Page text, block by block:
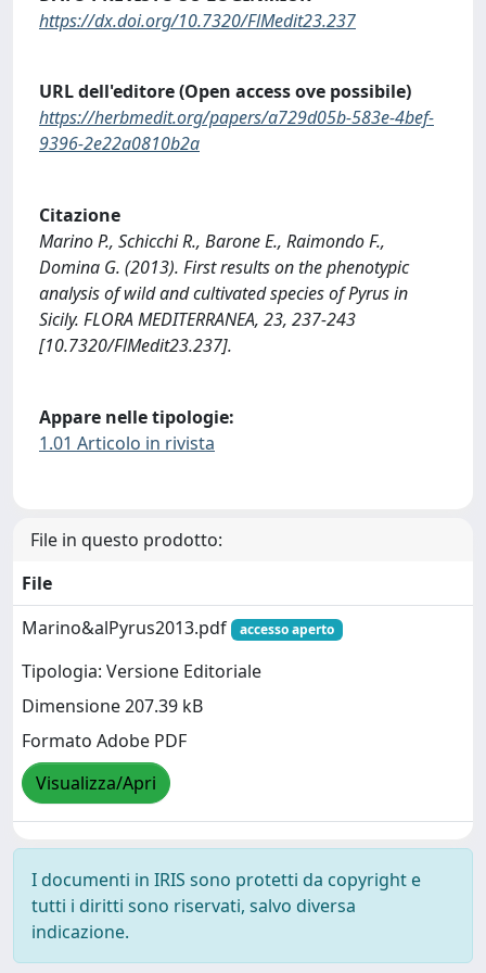
https://dx.doi.org/10.7320/FlMedit23.237
URL dell'editore (Open access ove possibile)
https://herbmedit.org/papers/a729d05b-583e-4bef-
9396-2e22a0810b2a
Citazione
Marino P., Schicchi R., Barone E., Raimondo F.,
Domina G. (2013). First results on the phenotypic
analysis of wild and cultivated species of Pyrus in
Sicily. FLORA MEDITERRANEA, 23, 237-243
[10.7320/FlMedit23.237].
Appare nelle tipologie:
1.01 Articolo in rivista
File in questo prodotto:
File
Marino&alPyrus2013.pdf
accesso aperto
Tipologia: Versione Editoriale
Dimensione 207.39 kB
Formato Adobe PDF
Visualizza/Apri
I documenti in IRIS sono protetti da copyright e
tutti i diritti sono riservati, salvo diversa
indicazione.